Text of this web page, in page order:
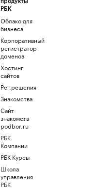
РБК
Облако для
бизнеса
Корпоративный
регистратор
доменов
Хостинг
сайтов
Рег.решения
Знакомства
Сайт
знакомств
podbor.ru
РБК
Компании
РБК Курсы
Школа
управления
РБК